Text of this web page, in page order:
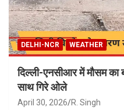
DELHI-NCR WEATHER
दिल्ली-एनसीआर में मौसम
साथ गिरे ओले
April 30, 2026 R. Singh